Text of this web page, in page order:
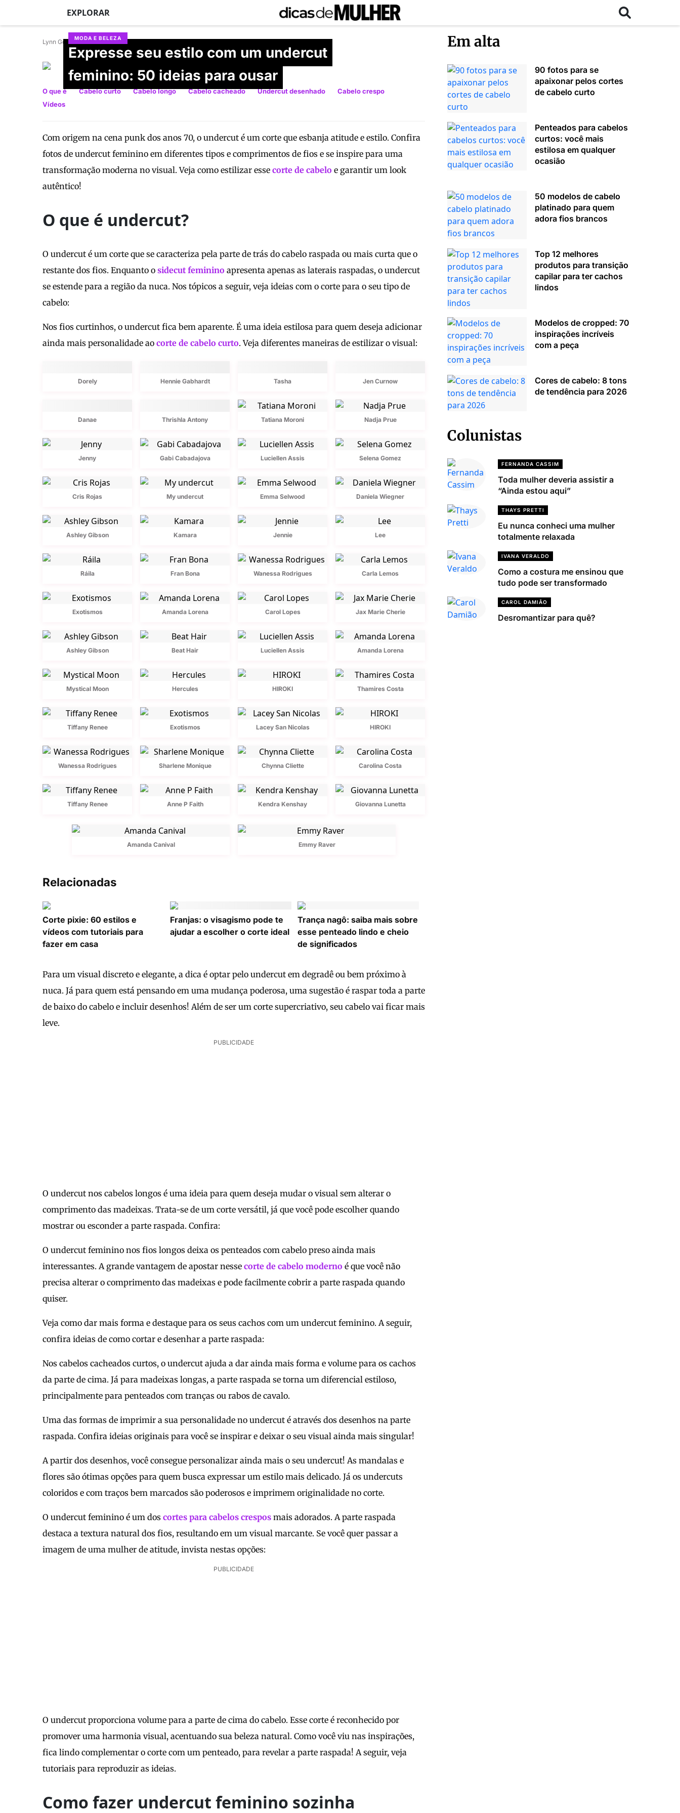
EXPLORAR
MODA E BELEZA
Expresse seu estilo com um undercut
feminino: 50 ideias para ousar
Lynn Gourley
Isabella Tamaki
Atualizado em 30/06/2026
O que é Cabelo curto Cabelo longo Cabelo cacheado Undercut desenhado
Cabelo crespo
Vídeos
Com origem na cena punk dos anos 70, o undercut é um corte que esbanja atitude e estilo. Confira
fotos de undercut feminino em diferentes tipos e comprimentos de fios e se inspire para uma
transformação moderna no visual. Veja como estilizar esse corte de cabelo e garantir um look
autêntico!
O que é undercut?
O undercut é um corte que se caracteriza pela parte de trás do cabelo raspada ou mais curta que o
restante dos fios. Enquanto o sidecut feminino apresenta apenas as laterais raspadas, o undercut
se estende para a região da nuca. Nos tópicos a seguir, veja ideias com o corte para o seu tipo de
cabelo:
Nos fios curtinhos, o undercut fica bem aparente. É uma ideia estilosa para quem deseja adicionar
ainda mais personalidade ao corte de cabelo curto. Veja diferentes maneiras de estilizar o visual:
Dorely Hennie Gabhardt Tasha Jen Curnow
Danae Thrishla Antony Tatiana Moroni Nadja Prue
Jenny Gabi Cabadajova Luciellen Assis Selena Gomez
Cris Rojas My undercut Emma Selwood Daniela Wiegner
Ashley Gibson Kamara Jennie Lee
Ráila Fran Bona Wanessa Rodrigues Carla Lemos
Exotismos Amanda Lorena Carol Lopes Jax Marie Cherie
Ashley Gibson Beat Hair Luciellen Assis Amanda Lorena
Mystical Moon Hercules HIROKI Thamires Costa
Tiffany Renee Exotismos Lacey San Nicolas HIROKI
Wanessa Rodrigues Sharlene Monique Chynna Cliette Carolina Costa
Tiffany Renee Anne P Faith Kendra Kenshay Giovanna Lunetta
Amanda Canival Emmy Raver
Relacionadas
Corte pixie: 60 estilos e
vídeos com tutoriais para
fazer em casa
Franjas: o visagismo pode te
ajudar a escolher o corte ideal
Trança nagô: saiba mais sobre
esse penteado lindo e cheio
de significados
Para um visual discreto e elegante, a dica é optar pelo undercut em degradê ou bem próximo à
nuca. Já para quem está pensando em uma mudança poderosa, uma sugestão é raspar toda a parte
de baixo do cabelo e incluir desenhos! Além de ser um corte supercriativo, seu cabelo vai ficar mais
leve.
PUBLICIDADE
O undercut nos cabelos longos é uma ideia para quem deseja mudar o visual sem alterar o
comprimento das madeixas. Trata-se de um corte versátil, já que você pode escolher quando
mostrar ou esconder a parte raspada. Confira:
O undercut feminino nos fios longos deixa os penteados com cabelo preso ainda mais
interessantes. A grande vantagem de apostar nesse corte de cabelo moderno é que você não
precisa alterar o comprimento das madeixas e pode facilmente cobrir a parte raspada quando
quiser.
Veja como dar mais forma e destaque para os seus cachos com um undercut feminino. A seguir,
confira ideias de como cortar e desenhar a parte raspada:
Nos cabelos cacheados curtos, o undercut ajuda a dar ainda mais forma e volume para os cachos
da parte de cima. Já para madeixas longas, a parte raspada se torna um diferencial estiloso,
principalmente para penteados com tranças ou rabos de cavalo.
Uma das formas de imprimir a sua personalidade no undercut é através dos desenhos na parte
raspada. Confira ideias originais para você se inspirar e deixar o seu visual ainda mais singular!
A partir dos desenhos, você consegue personalizar ainda mais o seu undercut! As mandalas e
flores são ótimas opções para quem busca expressar um estilo mais delicado. Já os undercuts
coloridos e com traços bem marcados são poderosos e imprimem originalidade no corte.
O undercut feminino é um dos cortes para cabelos crespos mais adorados. A parte raspada
destaca a textura natural dos fios, resultando em um visual marcante. Se você quer passar a
imagem de uma mulher de atitude, invista nestas opções:
PUBLICIDADE
O undercut proporciona volume para a parte de cima do cabelo. Esse corte é reconhecido por
promover uma harmonia visual, acentuando sua beleza natural. Como você viu nas inspirações,
fica lindo complementar o corte com um penteado, para revelar a parte raspada! A seguir, veja
tutoriais para reproduzir as ideias.
Como fazer undercut feminino sozinha
Em alta
90 fotos para se
apaixonar pelos cortes
de cabelo curto
Penteados para cabelos
curtos: você mais
estilosa em qualquer
ocasião
50 modelos de cabelo
platinado para quem
adora fios brancos
Top 12 melhores
produtos para transição
capilar para ter cachos
lindos
Modelos de cropped: 70
inspirações incríveis
com a peça
Cores de cabelo: 8 tons
de tendência para 2026
Colunistas
FERNANDA CASSIM
Toda mulher deveria assistir a
“Ainda estou aqui”
THAYS PRETTI
Eu nunca conheci uma mulher
totalmente relaxada
IVANA VERALDO
Como a costura me ensinou que
tudo pode ser transformado
CAROL DAMIÃO
Desromantizar para quê?